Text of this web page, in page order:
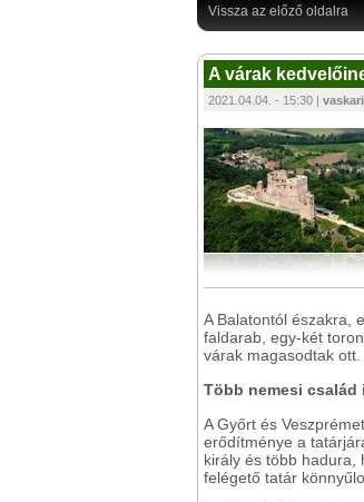
Vissza az előző oldalra
A várak
2021.04.04. - 15:30 |
A Balatontól északra,
faldarab, egy-két
várak magasodtak ott.
Több nemesi család
A Győrt és
erődítménye a
király és több hadura,
felégető tatár